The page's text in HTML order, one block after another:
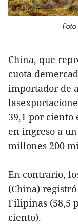
China, que
cuota
importador de
39,1 por
en ingreso a
millones 200
En contrario,
(China)
Filipinas (58,5
ciento).